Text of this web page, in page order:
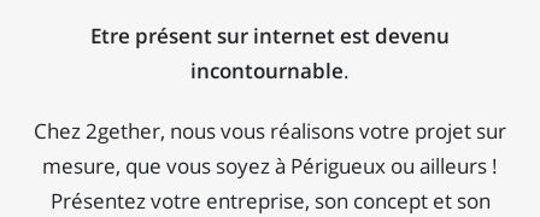
Etre présent sur internet est devenu
incontournable.
Chez 2gether, nous vous réalisons votre projet sur
mesure, que vous soyez à Périgueux ou ailleurs !
Présentez votre entreprise, son concept et son